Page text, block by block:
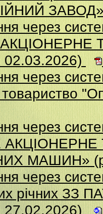
ЗАВОД»
через
02.03.2026)
через
товариство
через
МАШИН»
через
річних ЗЗ
27.02.2026)